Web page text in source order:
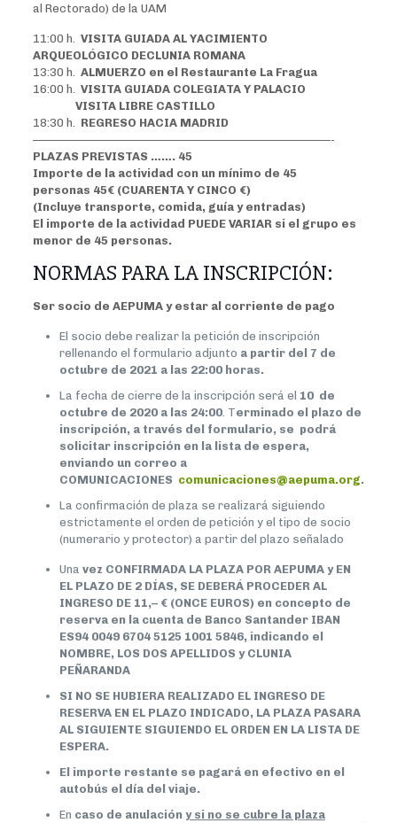
al Rectorado) de la UAM
11:00 h. VISITA GUIADA AL YACIMIENTO
ARQUEOLÓGICO DECLUNIA ROMANA
13:30 h. ALMUERZO en el Restaurante La Fragua
16:00 h. VISITA GUIADA COLEGIATA Y PALACIO
VISITA LIBRE CASTILLO
18:30 h. REGRESO HACIA MADRID
————————————————————————————-
PLAZAS PREVISTAS ……. 45
Importe de la actividad con un mínimo de 45
personas 45€ (CUARENTA Y CINCO €)
(Incluye transporte, comida, guía y entradas)
El importe de la actividad PUEDE VARIAR si el grupo es
menor de 45 personas.
NORMAS PARA LA INSCRIPCIÓN:
Ser socio de AEPUMA y estar al corriente de pago
El socio debe realizar la petición de inscripción
rellenando el formulario adjunto a partir del 7 de
octubre de 2021 a las 22:00 horas.
La fecha de cierre de la inscripción será el 10 de
octubre de 2020 a las 24:00. Terminado el plazo de
inscripción, a través del formulario, se podrá
solicitar inscripción en la lista de espera,
enviando un correo a
COMUNICACIONES comunicaciones@aepuma.org.
La confirmación de plaza se realizará siguiendo
estrictamente el orden de petición y el tipo de socio
(numerario y protector) a partir del plazo señalado
Una vez CONFIRMADA LA PLAZA POR AEPUMA y EN
EL PLAZO DE 2 DÍAS, SE DEBERÁPROCEDER AL
INGRESO DE11,– € (ONCE EUROS) en concepto de
reserva en la cuenta de Banco Santander IBAN
ES94 0049 6704 5125 1001 5846, indicando el
NOMBRE, LOS DOS APELLIDOS y CLUNIA
PEÑARANDA
SI NO SE HUBIERA REALIZADO EL INGRESO DE
RESERVA EN EL PLAZO INDICADO, LA PLAZA PASARA
AL SIGUIENTE SIGUIENDO EL ORDEN EN LA LISTA DE
ESPERA.
El importe restante se pagará en efectivo en el
autobús el día del viaje.
En caso de anulación y si no se cubre la plaza